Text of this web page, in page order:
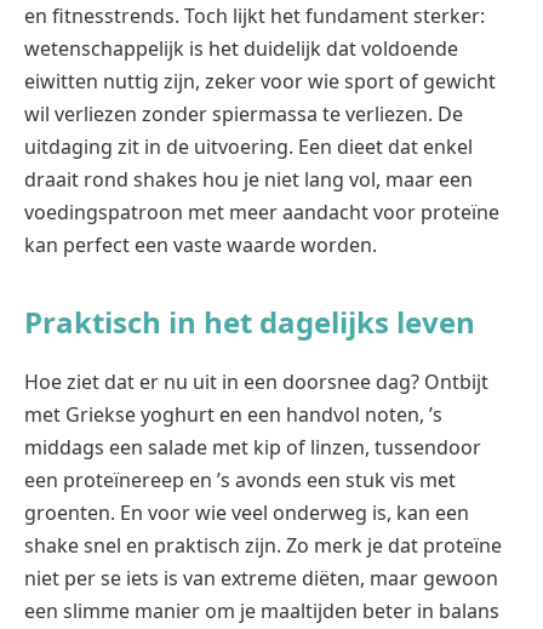
en fitnesstrends. Toch lijkt het fundament sterker:
wetenschappelijk is het duidelijk dat voldoende
eiwitten nuttig zijn, zeker voor wie sport of gewicht
wil verliezen zonder spiermassa te verliezen. De
uitdaging zit in de uitvoering. Een dieet dat enkel
draait rond shakes hou je niet lang vol, maar een
voedingspatroon met meer aandacht voor proteïne
kan perfect een vaste waarde worden.
Praktisch in het dagelijks leven
Hoe ziet dat er nu uit in een doorsnee dag? Ontbijt
met Griekse yoghurt en een handvol noten, ’s
middags een salade met kip of linzen, tussendoor
een proteïnereep en ’s avonds een stuk vis met
groenten. En voor wie veel onderweg is, kan een
shake snel en praktisch zijn. Zo merk je dat proteïne
niet per se iets is van extreme diëten, maar gewoon
een slimme manier om je maaltijden beter in balans